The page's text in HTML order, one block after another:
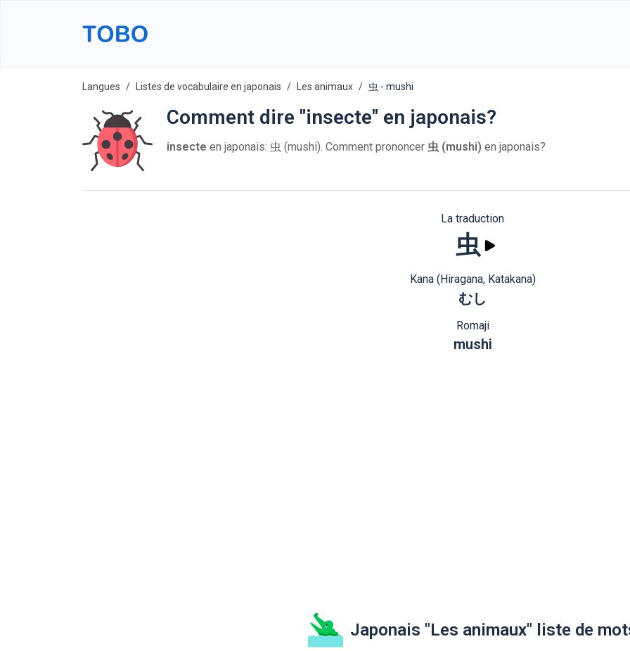
Langues Listes de vocabulaire en japonais Les animaux 虫 - mushi
Comment dire "insecte" en japonais?
insecte en japonais: 虫 (mushi). Comment prononcer 虫 (mushi) en japonais?
La traduction
虫
Kana (Hiragana, Katakana)
むし
Romaji
mushi
Japonais "Les animaux" liste de